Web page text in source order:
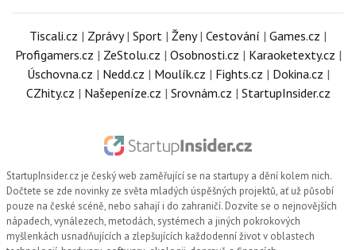
Tiscali.cz | Zprávy| Sport | Ženy| Cestování | Games.cz |
Profigamers.cz | ZeStolu.cz | Osobnosti.cz | Karaoketexty.cz |
Úschovna.cz | Nedd.cz | Moulík.cz | Fights.cz | Dokina.cz |
CZhity.cz | Našepeníze.cz | Srovnám.cz | StartupInsider.cz
StartupInsider.cz je český web zaměřující se na startupy a dění kolem nich.
Dočtete se zde novinky ze světa mladých úspěšných projektů, ať už působí
pouze na české scéně, nebo sahají i do zahraničí. Dozvíte se o nejnovějších
nápadech, vynálezech, metodách, systémech a jiných pokrokových
myšlenkách usnadňujících a zlepšujících každodenní život v oblastech